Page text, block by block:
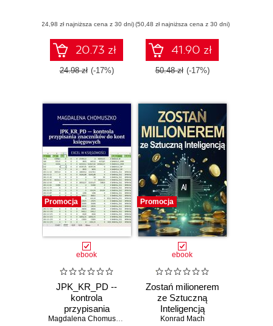
(24,98 zł najniższa cena z 30 dni)
20.73 zł
24.98 zł (-17%)
(50,48 zł najniższa cena z 30 dni)
41.90 zł
50.48 zł (-17%)
Promocja
ebook
JPK_KR_PD --
kontrola
przypisania
znaczników
Magdalena Chomuszko
Promocja
ebook
Zostań milionerem
ze Sztuczną
Inteligencją
Konrad Mach